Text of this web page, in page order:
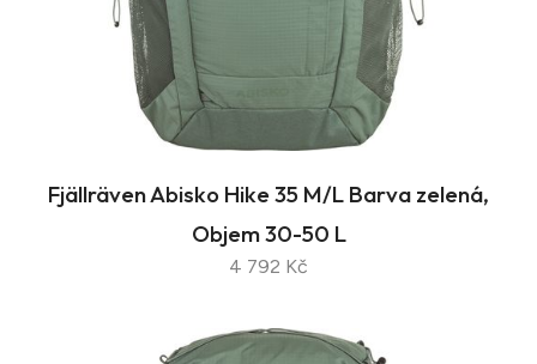
Fjällräven Abisko Hike 35 M/L Barva zelená,
Objem 30-50 L
4 792 Kč